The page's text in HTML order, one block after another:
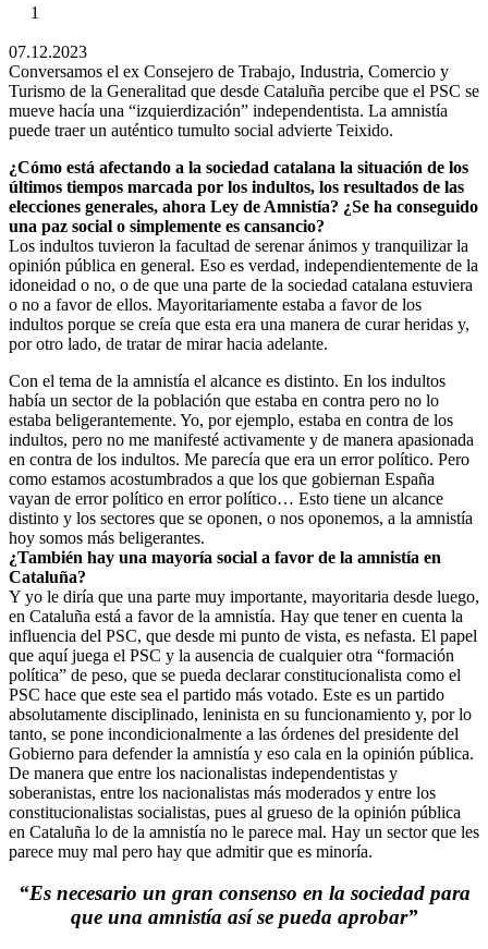
1
07.12.2023
Conversamos el ex Consejero de Trabajo, Industria, Comercio y
Turismo de la Generalitad que desde Cataluña percibe que el PSC se
mueve hacía una “izquierdización” independentista. La amnistía
puede traer un auténtico tumulto social advierte Teixido.
¿Cómo está afectando a la sociedad catalana la situación de los
últimos tiempos marcada por los indultos, los resultados de las
elecciones generales, ahora Ley de Amnistía? ¿Se ha conseguido
una paz social o simplemente es cansancio?
Los indultos tuvieron la facultad de serenar ánimos y tranquilizar la
opinión pública en general. Eso es verdad, independientemente de la
idoneidad o no, o de que una parte de la sociedad catalana estuviera
o no a favor de ellos. Mayoritariamente estaba a favor de los
indultos porque se creía que esta era una manera de curar heridas y,
por otro lado, de tratar de mirar hacia adelante.
Con el tema de la amnistía el alcance es distinto. En los indultos
había un sector de la población que estaba en contra pero no lo
estaba beligerantemente. Yo, por ejemplo, estaba en contra de los
indultos, pero no me manifesté activamente y de manera apasionada
en contra de los indultos. Me parecía que era un error político. Pero
como estamos acostumbrados a que los que gobiernan España
vayan de error político en error político… Esto tiene un alcance
distinto y los sectores que se oponen, o nos oponemos, a la amnistía
hoy somos más beligerantes.
¿También hay una mayoría social a favor de la amnistía en
Cataluña?
Y yo le diría que una parte muy importante, mayoritaria desde luego,
en Cataluña está a favor de la amnistía. Hay que tener en cuenta la
influencia del PSC, que desde mi punto de vista, es nefasta. El papel
que aquí juega el PSC y la ausencia de cualquier otra “formación
política” de peso, que se pueda declarar constitucionalista como el
PSC hace que este sea el partido más votado. Este es un partido
absolutamente disciplinado, leninista en su funcionamiento y, por lo
tanto, se pone incondicionalmente a las órdenes del presidente del
Gobierno para defender la amnistía y eso cala en la opinión pública.
De manera que entre los nacionalistas independentistas y
soberanistas, entre los nacionalistas más moderados y entre los
constitucionalistas socialistas, pues al grueso de la opinión pública
en Cataluña lo de la amnistía no le parece mal. Hay un sector que les
parece muy mal pero hay que admitir que es minoría.
“Es necesario un gran consenso en la sociedad para
que una amnistía así se pueda aprobar”